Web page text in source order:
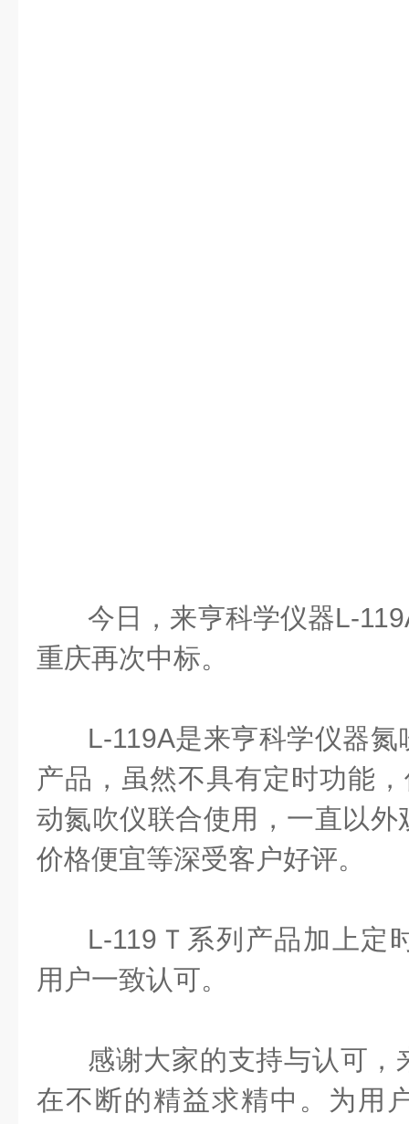
今日，来亨科学仪器L-
重庆再次中标。
L-119A是来亨科学仪器
产品，虽然不具有定时功能
动氮吹仪联合使用，一直以
价格便宜等深受客户好评。
L-119Ｔ系列产品加上定
用户一致认可。
感谢大家的支持与认可，
在不断的精益求精中。为用